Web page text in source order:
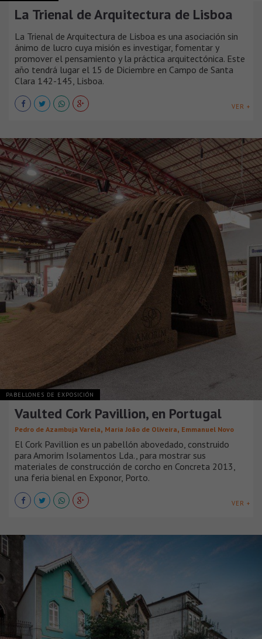
La Trienal de Arquitectura de Lisboa
La Trienal de Arquitectura de Lisboa es una asociación sin
ánimo de lucro cuya misión es investigar, fomentar y
promover el pensamiento y la práctica arquitectónica. Este
año tendrá lugar el 15 de Diciembre en Campo de Santa
Clara 142-145, Lisboa.
VER +
PABELLONES DE EXPOSICIÓN
Vaulted Cork Pavillion, en Portugal
Pedro de Azambuja Varela, Maria João de Oliveira, Emmanuel Novo
El Cork Pavillion es un pabellón abovedado, construido
para Amorim Isolamentos Lda., para mostrar sus
materiales de construcción de corcho en Concreta 2013,
una feria bienal en Exponor, Porto.
VER +